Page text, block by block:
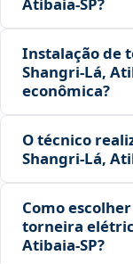
Atibaia‑SP?
Instalação de
Shangri-Lá,
econômica?
O técnico
Shangri-Lá,
Como
torneira
Atibaia‑SP?